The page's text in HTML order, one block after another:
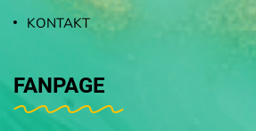
KONTAKT
FANPAGE